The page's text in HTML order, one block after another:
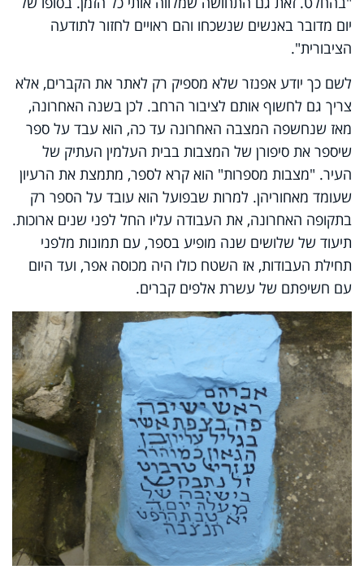
יום מדובר באנשים שנשכחו והם ראויים לחזור לתודעה
הציבורית".
לשם כך יודע אפנזר שלא מספיק רק לאתר את הקברים, אלא
צריך גם לחשוף אותם לציבור הרחב. לכן בשנה האחרונה,
מאז שנחשפה המצבה האחרונה עד כה, הוא עבד על ספר
שיספר את סיפורן של המצבות בבית העלמין העתיק של
העיר. "מצבות מספרות" הוא קרא לספר, מתמצת את הרעיון
שעומד מאחוריהן. למרות שבפועל הוא עובד על הספר רק
בתקופה האחרונה, את העבודה עליו החל לפני שנים ארוכות.
תיעוד של שלושים שנה מופיע בספר, עם תמונות מלפני
תחילת העבודות, אז השטח כולו היה מכוסה אפר, ועד היום
עם חשיפתם של עשרת אלפים קברים.